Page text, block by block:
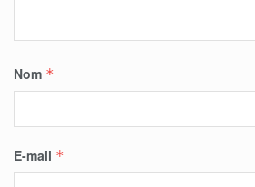
Nom *
E-mail *